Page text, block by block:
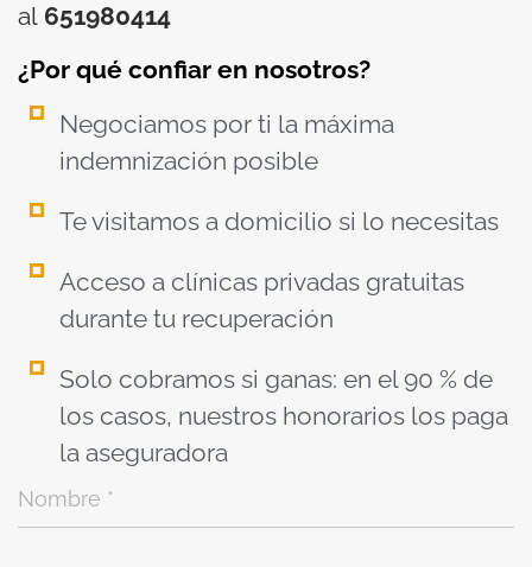
al 651980414
¿Por qué confiar en nosotros?
Negociamos por ti la máxima
indemnización posible
Te visitamos a domicilio si lo necesitas
Acceso a clínicas privadas gratuitas
durante tu recuperación
Solo cobramos si ganas: en el 90 % de
los casos, nuestros honorarios los paga
la aseguradora